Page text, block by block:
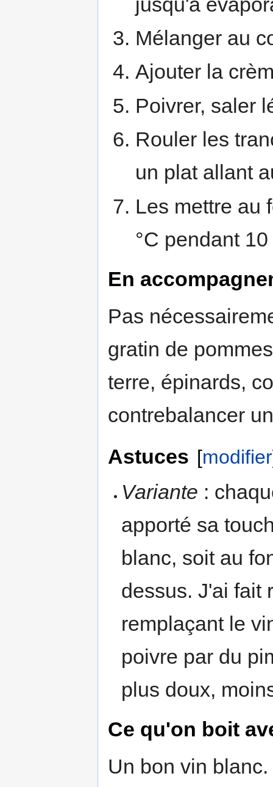
Mélanger au
Ajouter la
Poivrer, saler
Rouler les
un plat allant
Les mettre au
°C pendant
En
Pas
gratin de
terre, épinards,
contrebalancer
Astuces [modifier
Variante :
apporté sa
blanc, soit au
dessus. J'ai fait
remplaçant le
poivre par du
plus doux,
Ce qu'on boit
Un bon vin blanc.